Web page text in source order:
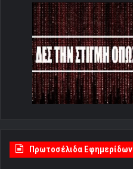
Πρωτοσέλιδα Εφημερίδων